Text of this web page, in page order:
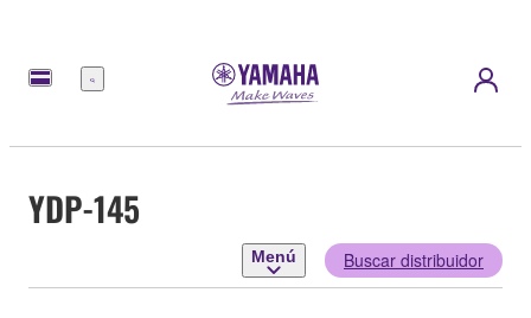
Menú
YDP-145
Menú Buscar distribuidor